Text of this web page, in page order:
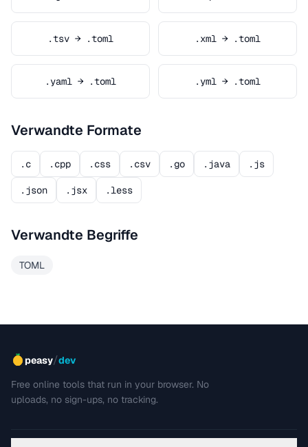
.tsv → .toml .xml → .toml
.yaml → .toml .yml → .toml
Verwandte Formate
.c .cpp .css .csv .go .java .js
.json .jsx .less
Verwandte Begriffe
TOML
peasy/dev
Free online tools that run in your browser. No
uploads, no sign-ups, no tracking.